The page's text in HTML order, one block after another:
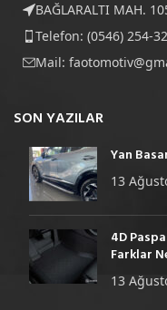
BAĞLARALTI MAH.
Telefon: (0546) 254-
Mail:
SON YAZILAR
Yan
13
4D
Farklar
13